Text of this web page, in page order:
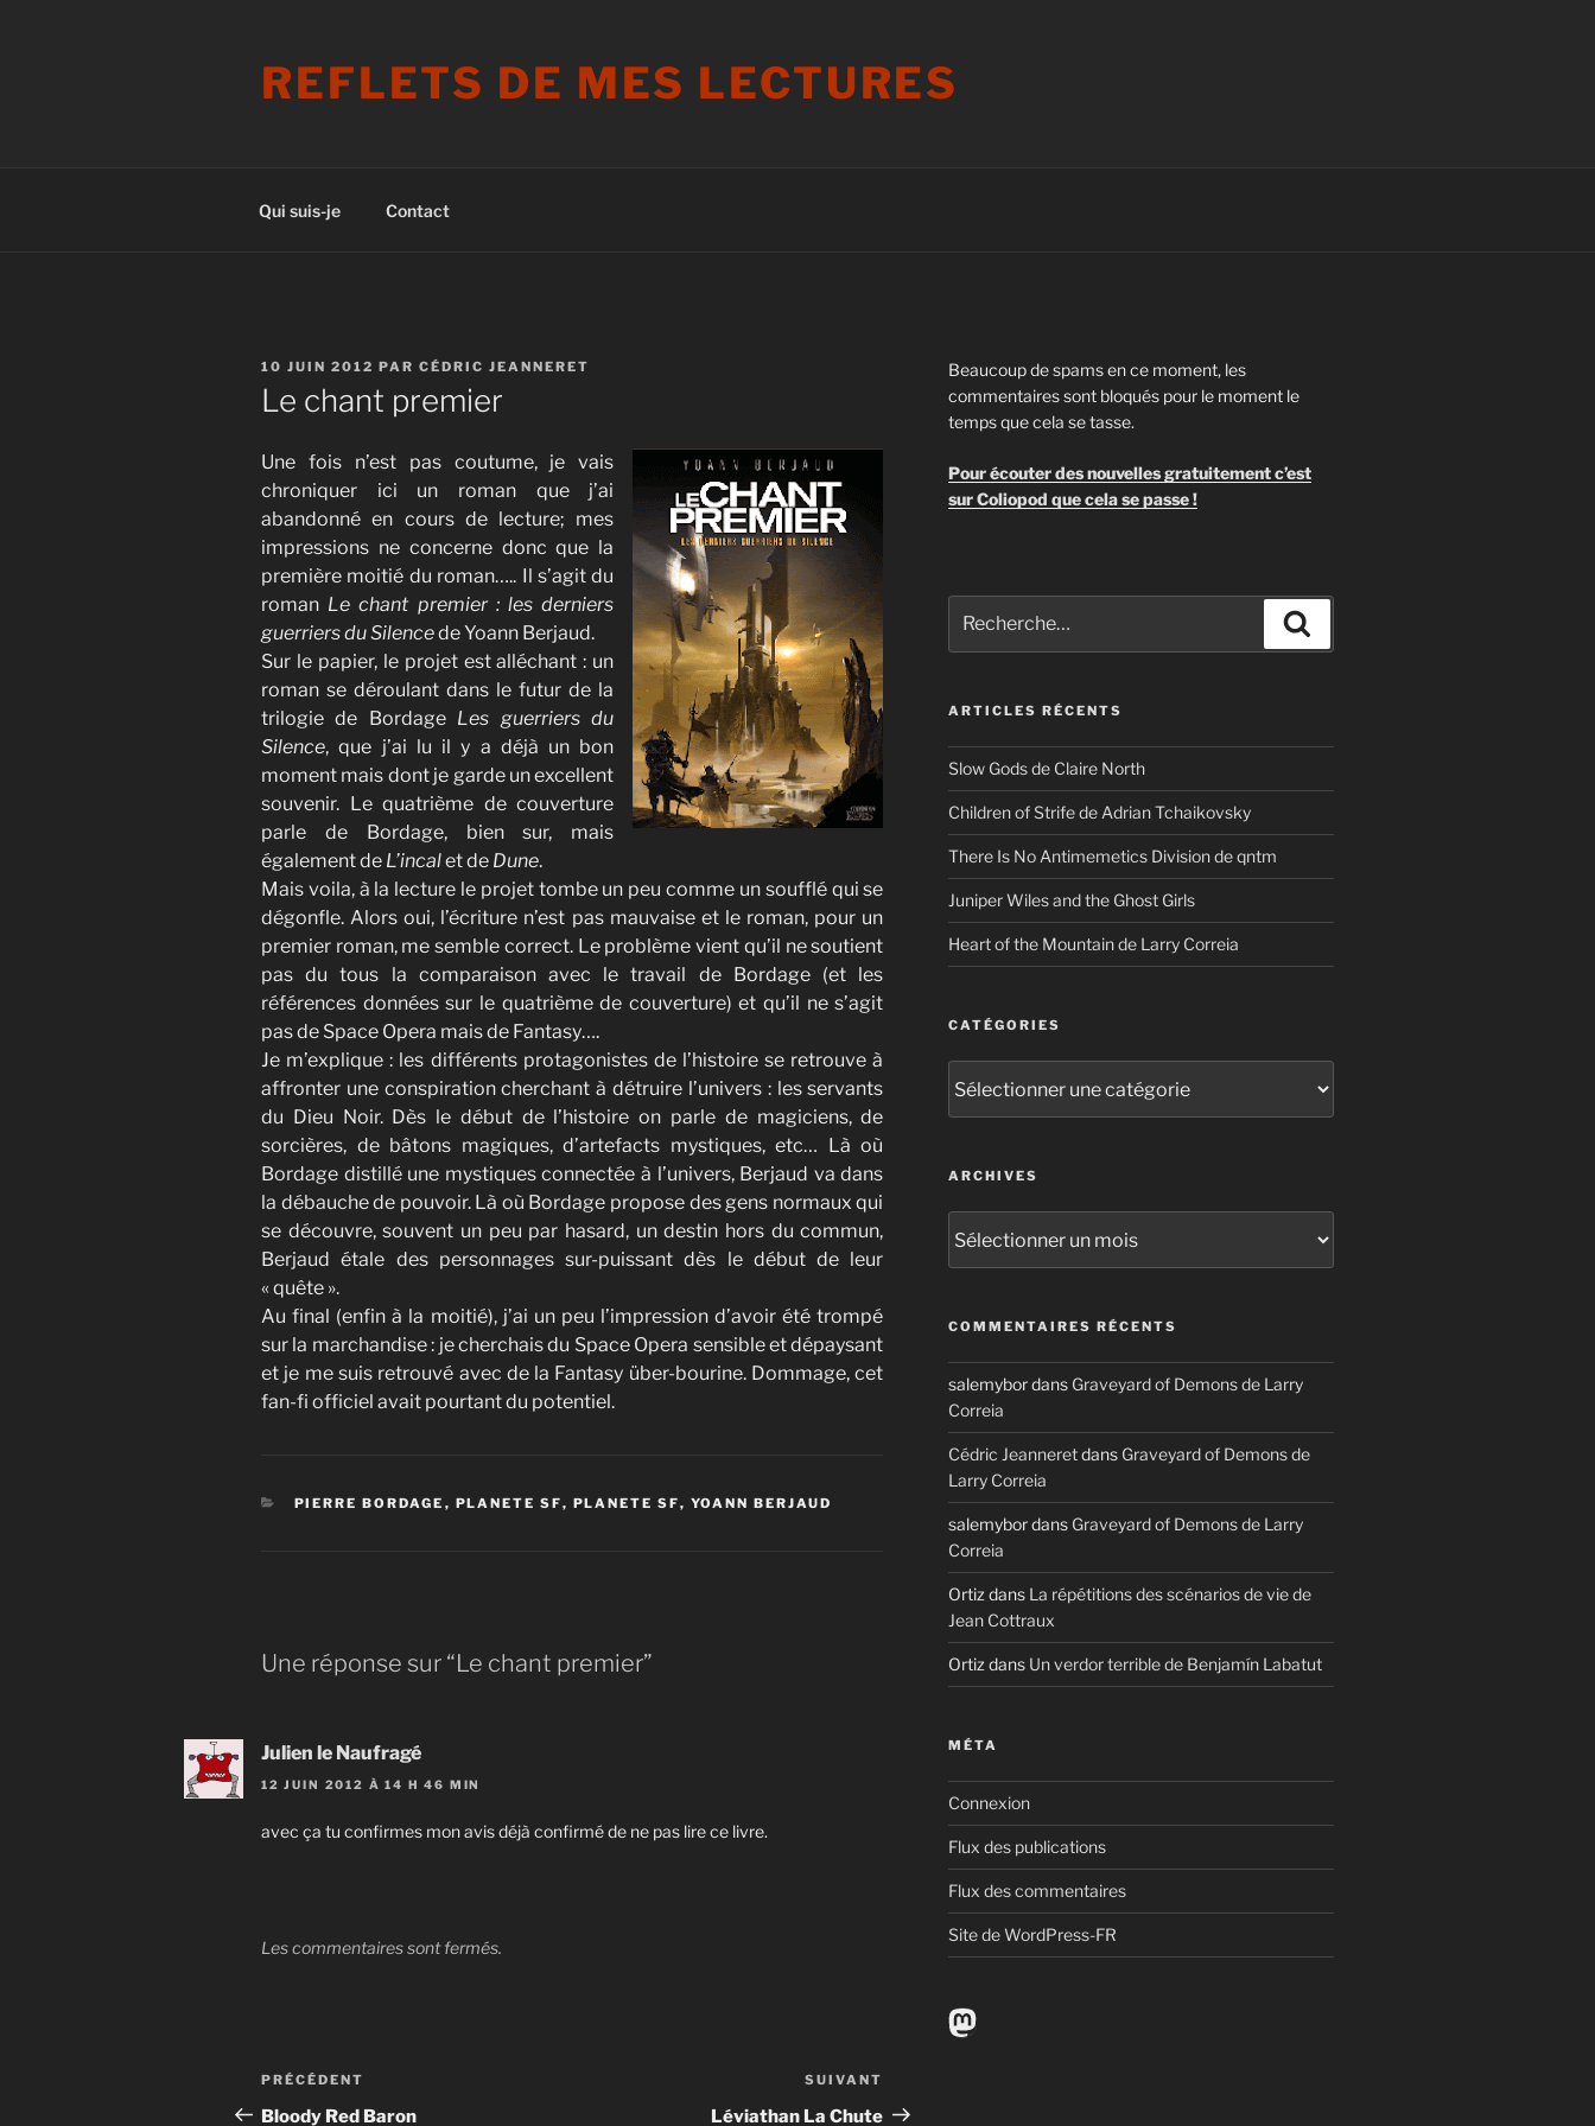
REFLETS DE MES LECTURES
Qui suis-je Contact
PUBLIÉ
LE
10 JUIN 2012 PAR CÉDRIC JEANNERET
Le chant premier
Une fois n’est pas coutume, je vais
chroniquer ici un roman que j’ai
abandonné en cours de lecture; mes
impressions ne concerne donc que la
première moitié du roman….. Il s’agit du
roman Le chant premier : les derniers
guerriers du Silencede Yoann Berjaud.
Sur le papier, le projet est alléchant : un
roman se déroulant dans le futur de la
trilogie de Bordage Les guerriers du
Silence, que j’ai lu il y a déjà un bon
moment mais dont je garde un excellent
souvenir. Le quatrième de couverture
parle de Bordage, bien sur, mais
également de L’incalet de Dune.
Mais voila, à la lecture le projet tombe un peu comme un soufflé qui se
dégonfle. Alors oui, l’écriture n’est pas mauvaise et le roman, pour un
premier roman, me semble correct. Le problème vient qu’il ne soutient
pas du tous la comparaison avec le travail de Bordage (et les
références données sur le quatrième de couverture) et qu’il ne s’agit
pas de Space Opera mais de Fantasy….
Je m’explique : les différents protagonistes de l’histoire se retrouve à
affronter une conspiration cherchant à détruire l’univers : les servants
du Dieu Noir. Dès le début de l’histoire on parle de magiciens, de
sorcières, de bâtons magiques, d’artefacts mystiques, etc… Là où
Bordage distillé une mystiques connectée à l’univers, Berjaud va dans
la débauche de pouvoir. Là où Bordage propose des gens normaux qui
se découvre, souvent un peu par hasard, un destin hors du commun,
Berjaud étale des personnages sur-puissant dès le début de leur
« quête ».
Au final (enfin à la moitié), j’ai un peu l’impression d’avoir été trompé
sur la marchandise : je cherchais du Space Opera sensible et dépaysant
et je me suis retrouvé avec de la Fantasy über-bourine. Dommage, cet
fan-fi officiel avait pourtant du potentiel.
CATÉGORIES
PIERRE BORDAGE , PLANETE SF, PLANETE SF, YOANN BERJAUD
Une réponse sur “Le chant premier”
Julien le Naufragé
12 JUIN 2012 À 14 H 46 MIN
avec ça tu confirmes mon avis déjà confirmé de ne pas lire ce livre.
Les commentaires sont fermés.
Navigation
de
Article
précédent
PRÉCÉDENT
Bloody Red Baron
suivant
SUIVANT
Léviathan La Chute
Beaucoup de spams en ce moment, les
commentaires sont bloqués pour le moment le
temps que cela se tasse.
Pour écouter des nouvelles gratuitement c’est
sur Coliopod que cela se passe !
pour
:
ARTICLES RÉCENTS
Slow Gods de Claire North
Children of Strife de Adrian Tchaikovsky
There Is No Antimemetics Division de qntm
Juniper Wiles and the Ghost Girls
Heart of the Mountain de Larry Correia
CATÉGORIES
ARCHIVES
COMMENTAIRES RÉCENTS
salemybordans Graveyard of Demons de Larry
Correia
Cédric Jeanneretdans Graveyard of Demons de
Larry Correia
salemybordans Graveyard of Demons de Larry
Correia
Ortiz dans La répétitions des scénarios de vie de
Jean Cottraux
Ortiz dans Un verdor terrible de Benjamín Labatut
MÉTA
Connexion
Flux des publications
Flux des commentaires
Site de WordPress-FR
Mastodon